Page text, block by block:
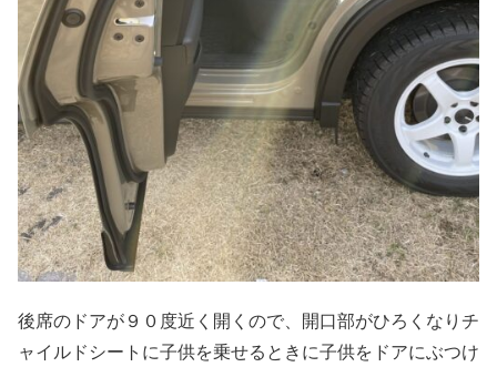
後席のドアが９０度近く開くので、開口部がひろくなりチ
ャイルドシートに子供を乗せるときに子供をドアにぶつけ